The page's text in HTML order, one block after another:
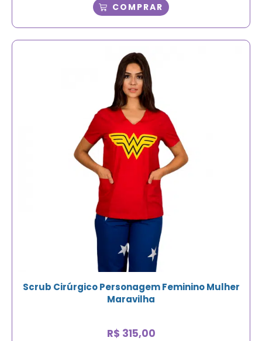
COMPRAR
Scrub Cirúrgico Personagem Feminino Mulher
Maravilha
R$ 315,00